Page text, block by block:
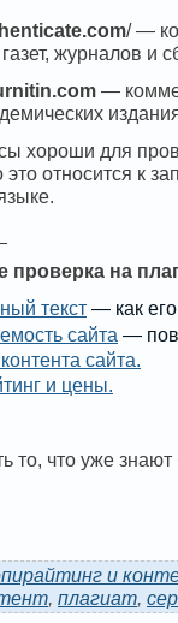
/ —
журналов и
—
хороши для
это относится к
проверка на
текст — как
сайта —
сайта.
и цены.
то, что уже
и
, плагиат,